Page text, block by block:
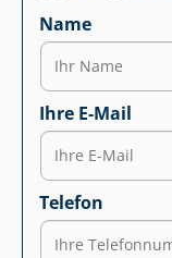
Name
Ihre E-Mail
Telefon